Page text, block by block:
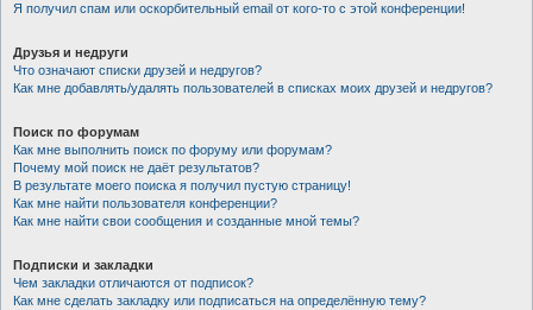
Я получил спам или оскорбительный email от кого-то с этой конференции!
Друзья и недруги
Что означают списки друзей и недругов?
Как мне добавлять/удалять пользователей в списках моих друзей и недругов?
Поиск по форумам
Как мне выполнить поиск по форуму или форумам?
Почему мой поиск не даёт результатов?
В результате моего поиска я получил пустую страницу!
Как мне найти пользователя конференции?
Как мне найти свои сообщения и созданные мной темы?
Подписки и закладки
Чем закладки отличаются от подписок?
Как мне сделать закладку или подписаться на определённую тему?